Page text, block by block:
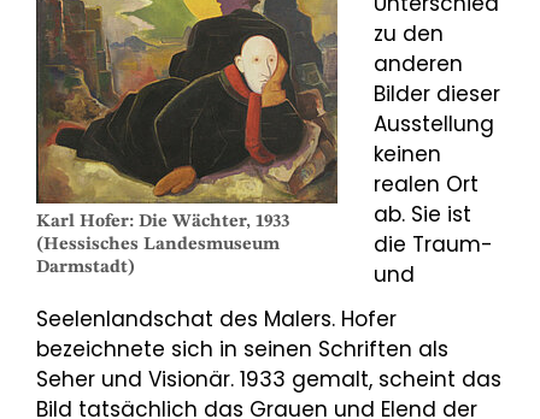
Karl Hofer: Die Wächter, 1933
(Hessisches Landesmuseum
Darmstadt)
zu den
anderen
Bilder dieser
Ausstellung
keinen
realen Ort
ab. Sie ist
die Traum-
und
Seelenlandschat des Malers. Hofer
bezeichnete sich in seinen Schriften als
Seher und Visionär. 1933 gemalt, scheint das
Bild tatsächlich das Grauen und Elend der